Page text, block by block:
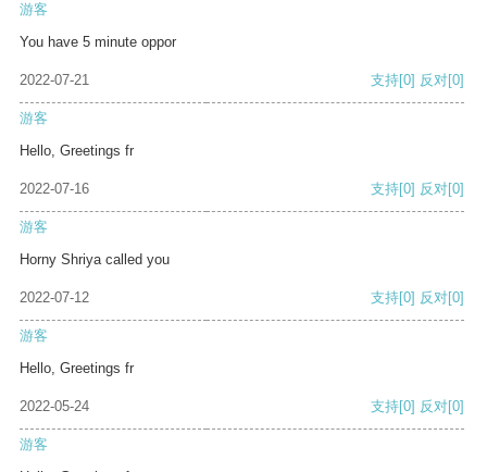
游客
You have 5 minute oppor
2022-07-21 支持[0] 反对[0]
游客
Hello, Greetings fr
2022-07-16 支持[0] 反对[0]
游客
Horny Shriya called you
2022-07-12 支持[0] 反对[0]
游客
Hello, Greetings fr
2022-05-24 支持[0] 反对[0]
游客